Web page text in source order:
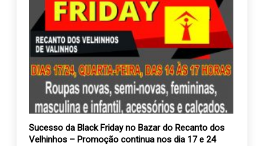
Sucesso da Black Friday no Bazar do Recanto dos
Velhinhos – Promoção continua nos dia 17 e 24